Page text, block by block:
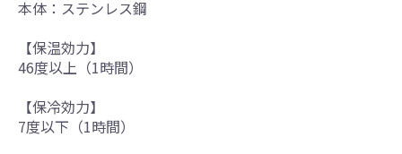
本体：ステンレス鋼
【保温効力】
46度以上（1時間）
【保冷効力】
7度以下（1時間）